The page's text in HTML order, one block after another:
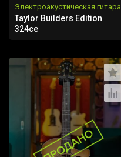
Электроакустическая гитара
Taylor Builders Edition
324ce